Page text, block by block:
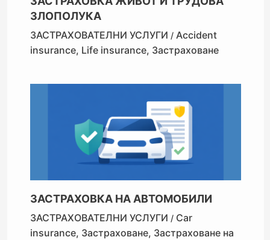
ЗЛОПОЛУКА
ЗАСТРАХОВАТЕЛНИ УСЛУГИ / Accident
insurance, Life insurance, Застраховане
ЗАСТРАХОВКА НА АВТОМОБИЛИ
ЗАСТРАХОВАТЕЛНИ УСЛУГИ / Car
insurance, Застраховане, Застраховане на